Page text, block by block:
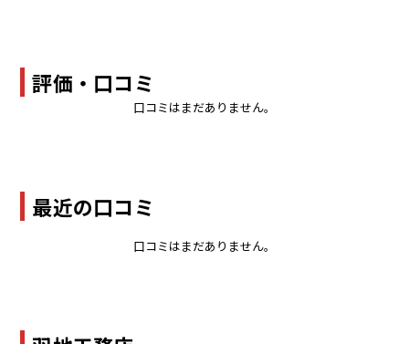
評価・口コミ
口コミはまだありません。
最近の口コミ
口コミはまだありません。